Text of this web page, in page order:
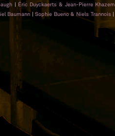
| Éric Duyckaerts & Jean-Pierre Khazem
Baumann |Sophie Bueno & Niels Trannois |